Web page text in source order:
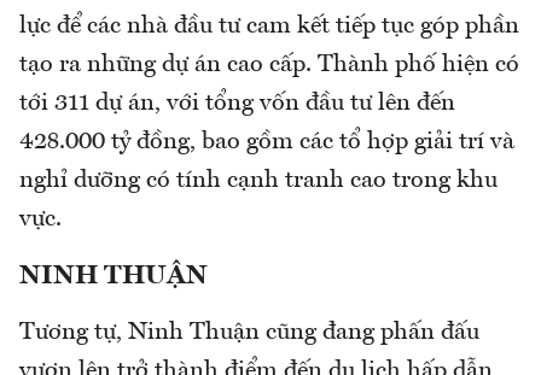
lực để các nhà đầu tư cam kết tiếp tục góp phần
tạo ra những dự án cao cấp. Thành phố hiện có
tới 311 dự án, với tổng vốn đầu tư lên đến
428.000 tỷ đồng, bao gồm các tổ hợp giải trí và
nghỉ dưỡng có tính cạnh tranh cao trong khu
vực.
NINH THUẬN
Tương tự, Ninh Thuận cũng đang phấn đấu